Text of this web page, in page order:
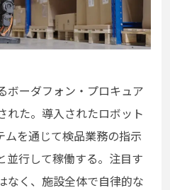
ボーダフォン・プロキュア
れた。導入されたロボット
ムを通じて検品業務の指示
並行して稼働する。注目す
なく、施設全体で自律的な